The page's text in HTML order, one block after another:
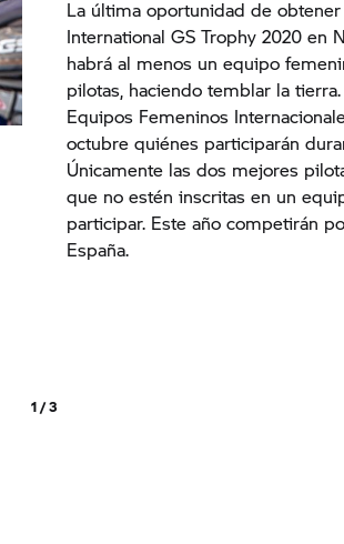
La última oportunidad de
International GS Trophy2020 en
habrá al menos un equipo
pilotas, haciendo temblar la
Equipos Femeninos
octubre quiénes participarán
Únicamente las dos mejores
que no estén inscritas en un
participar. Este año competirán
España.
1 / 3